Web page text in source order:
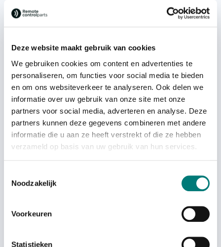
Deze website maakt gebruik van cookies
We gebruiken cookies om content en advertenties te
personaliseren, om functies voor social media te bieden
en om ons websiteverkeer te analyseren. Ook delen we
informatie over uw gebruik van onze site met onze
partners voor social media, adverteren en analyse. Deze
partners kunnen deze gegevens combineren met andere
informatie die u aan ze heeft verstrekt of die ze hebben
verzameld op basis van uw gebruik van hun services.
Noodzakelijk
Voorkeuren
Statistieken
€258,31 each
On back order
Autec® battery charger
€195,31
On back order
Autec® Battery Charger
each